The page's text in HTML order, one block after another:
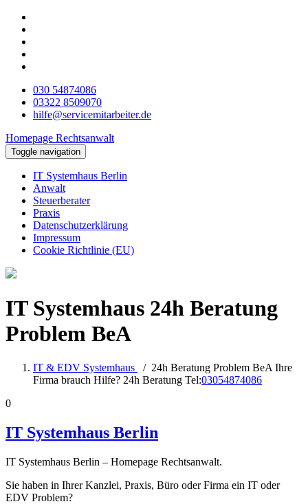
030 54874086
03322 8509070
hilfe@servicemitarbeiter.de
Homepage Rechtsanwalt
Toggle navigation
IT Systemhaus Berlin
Anwalt
Steuerberater
Praxis
Datenschutzerklärung
Impressum
Cookie Richtlinie (EU)
IT Systemhaus 24h Beratung
Problem BeA
IT & EDV Systemhaus / 24h Beratung Problem BeA Ihre
Firma brauch Hilfe? 24h Beratung Tel:03054874086
0
IT Systemhaus Berlin
IT Systemhaus Berlin – Homepage Rechtsanwalt.
Sie haben in Ihrer Kanzlei, Praxis, Büro oder Firma ein IT oder
EDV Problem?